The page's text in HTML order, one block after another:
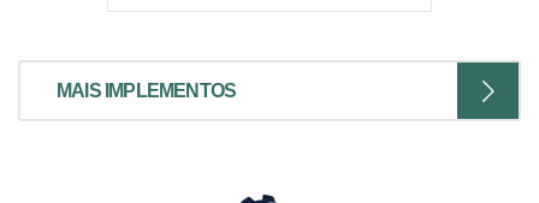
MAIS IMPLEMENTOS